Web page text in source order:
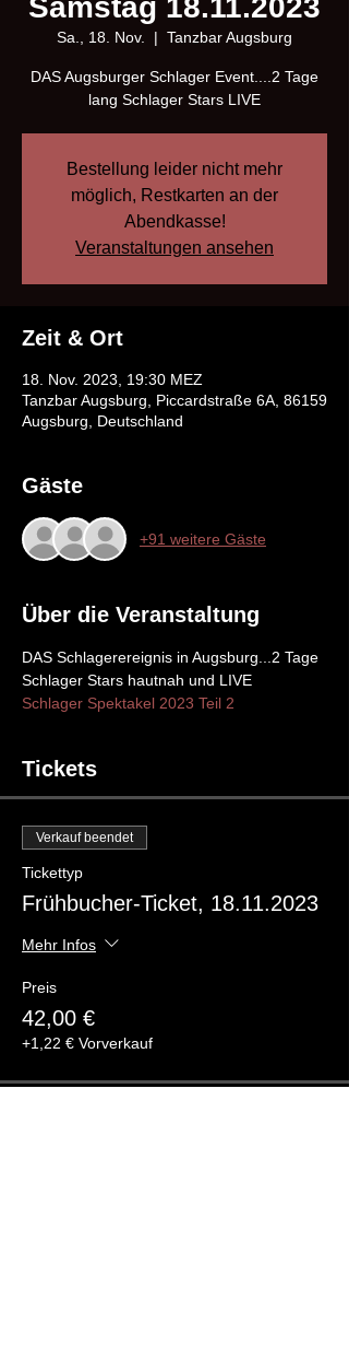
Samstag 18.11.2023
Sa., 18. Nov.
  |
Tanzbar Augsburg
DAS Augsburger Schlager Event....2 Tage
lang Schlager Stars LIVE
Bestellung leider nicht mehr
möglich, Restkarten an der
Abendkasse!
Veranstaltungen ansehen
Zeit & Ort
18. Nov. 2023, 19:30 MEZ
Tanzbar Augsburg, Piccardstraße 6A, 86159
Augsburg, Deutschland
Gäste
+91 weitere Gäste
Über die Veranstaltung
DAS Schlagerereignis in Augsburg...2 Tage
Schlager Stars hautnah und LIVE
Schlager Spektakel 2023 Teil 2
Tickets
Verkauf beendet
Tickettyp
Frühbucher-Ticket, 18.11.2023
Mehr Infos
Preis
42,00 €
+1,22 € Vorverkauf